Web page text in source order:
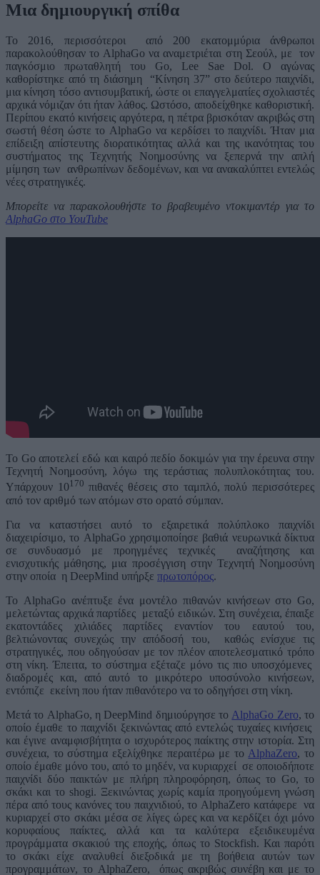
Μια δημιουργική σπίθα
Το 2016, περισσότεροι από 200 εκατομμύρια άνθρωποι
παρακολούθησαν το AlphaGo να αναμετριέται στη Σεούλ, με τον
παγκόσμιο πρωταθλητή του Go, Lee Sae Dol. Ο αγώνας
καθορίστηκε από τη διάσημη “Κίνηση 37” στο δεύτερο παιχνίδι,
μια κίνηση τόσο αντισυμβατική, ώστε οι επαγγελματίες σχολιαστές
αρχικά νόμιζαν ότι ήταν λάθος. Ωστόσο, αποδείχθηκε καθοριστική.
Περίπου εκατό κινήσεις αργότερα, η πέτρα βρισκόταν ακριβώς στη
σωστή θέση ώστε το AlphaGo να κερδίσει το παιχνίδι. Ήταν μια
επίδειξη απίστευτης διορατικότητας αλλά και της ικανότητας του
συστήματος της Τεχνητής Νοημοσύνης να ξεπερνά την απλή
μίμηση των ανθρωπίνων δεδομένων, και να ανακαλύπτει εντελώς
νέες στρατηγικές.
Μπορείτε να παρακολουθήστε το βραβευμένο ντοκιμαντέρ για το
AlphaGo στο YouTube
Το Go αποτελεί εδώ και καιρό πεδίο δοκιμών για την έρευνα στην
Τεχνητή Νοημοσύνη, λόγω της τεράστιας πολυπλοκότητας του.
Υπάρχουν 10170 πιθανές θέσεις στο ταμπλό, πολύ περισσότερες
από τον αριθμό των ατόμων στο ορατό σύμπαν.
Για να καταστήσει αυτό το εξαιρετικά πολύπλοκο παιχνίδι
διαχειρίσιμο, το AlphaGo χρησιμοποίησε βαθιά νευρωνικά δίκτυα
σε συνδυασμό με προηγμένες τεχνικές αναζήτησης και
ενισχυτικής μάθησης, μια προσέγγιση στην Τεχνητή Νοημοσύνη
στην οποία η DeepMind υπήρξε πρωτοπόρος.
Το AlphaGo ανέπτυξε ένα μοντέλο πιθανών κινήσεων στο Go,
μελετώντας αρχικά παρτίδες μεταξύ ειδικών. Στη συνέχεια, έπαιξε
εκατοντάδες χιλιάδες παρτίδες εναντίον του εαυτού του,
βελτιώνοντας συνεχώς την απόδοσή του, καθώς ενίσχυε τις
στρατηγικές, που οδηγούσαν με τον πλέον αποτελεσματικό τρόπο
στη νίκη. Έπειτα, το σύστημα εξέταζε μόνο τις πιο υποσχόμενες
διαδρομές και, από αυτό το μικρότερο υποσύνολο κινήσεων,
εντόπιζε εκείνη που ήταν πιθανότερο να το οδηγήσει στη νίκη.
Μετά το AlphaGo, η DeepMind δημιούργησε το AlphaGo Zero, το
οποίο έμαθε το παιχνίδι ξεκινώντας από εντελώς τυχαίες κινήσεις
και έγινε αναμφισβήτητα ο ισχυρότερος παίκτης στην ιστορία. Στη
συνέχεια, το σύστημα εξελίχθηκε περαιτέρω με το AlphaZero, το
οποίο έμαθε μόνο του, από το μηδέν, να κυριαρχεί σε οποιοδήποτε
παιχνίδι δύο παικτών με πλήρη πληροφόρηση, όπως το Go, το
σκάκι και το shogi. Ξεκινώντας χωρίς καμία προηγούμενη γνώση
πέρα από τους κανόνες του παιχνιδιού, το AlphaZero κατάφερε να
κυριαρχεί στο σκάκι μέσα σε λίγες ώρες και να κερδίζει όχι μόνο
κορυφαίους παίκτες, αλλά και τα καλύτερα εξειδικευμένα
προγράμματα σκακιού της εποχής, όπως το Stockfish. Και παρότι
το σκάκι είχε αναλυθεί διεξοδικά με τη βοήθεια αυτών των
προγραμμάτων, το AlphaZero, όπως ακριβώς συνέβη και με το